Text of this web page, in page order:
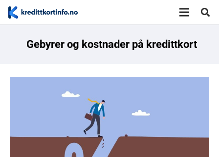
Gebyrer og kostnader på kredittkort